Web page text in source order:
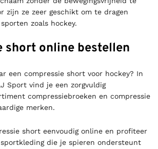
zijn ze zeer geschikt om te dragen
zoals hockey.
short online bestellen
een compressie short voor hockey? In
Sport vind je een zorgvuldig
compressiebroeken en compressie
merken.
short eenvoudig online en profiteer
die je spieren ondersteunt